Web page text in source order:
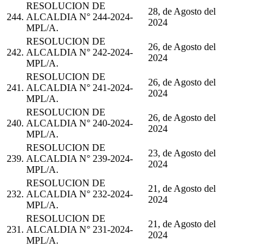
244.
RESOLUCION DE
ALCALDIA N° 244-2024-
MPL/A.
28, de Agosto del
2024
242.
RESOLUCION DE
ALCALDIA N° 242-2024-
MPL/A.
26, de Agosto del
2024
241.
RESOLUCION DE
ALCALDIA N° 241-2024-
MPL/A.
26, de Agosto del
2024
240.
RESOLUCION DE
ALCALDIA N° 240-2024-
MPL/A.
26, de Agosto del
2024
239.
RESOLUCION DE
ALCALDIA N° 239-2024-
MPL/A.
23, de Agosto del
2024
232.
RESOLUCION DE
ALCALDIA N° 232-2024-
MPL/A.
21, de Agosto del
2024
231.
RESOLUCION DE
ALCALDIA N° 231-2024-
MPL/A.
21, de Agosto del
2024